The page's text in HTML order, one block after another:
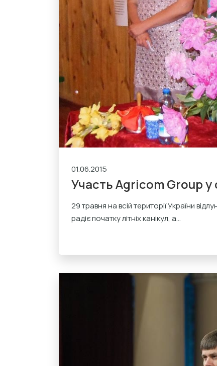
01.06.2015
Участь Agricom Group у
29 травня на всій території України
радіє початку літніх канікул, а...